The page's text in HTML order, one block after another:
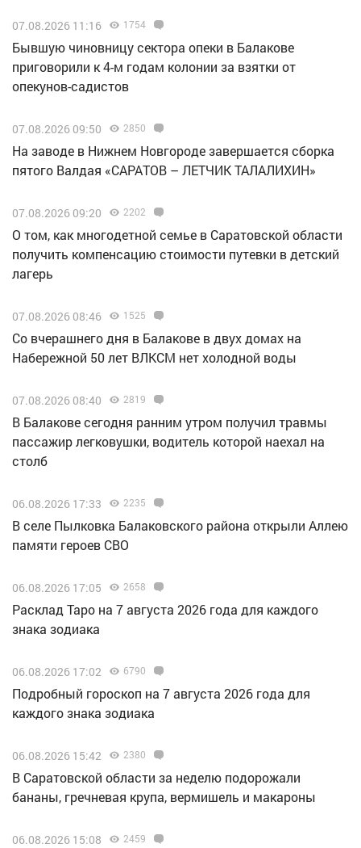
07.08.2026 11:16 1754
Бывшую чиновницу сектора опеки в Балакове
приговорили к 4-м годам колонии за взятки от
опекунов-садистов
07.08.2026 09:50 2850
Н️а заводе в Нижнем Новгороде завершается сборка
пятого Валдая «САРАТОВ – ЛЕТЧИК ТАЛАЛИХИН»
07.08.2026 09:20 2202
О том, как многодетной семье в Саратовской области
получить компенсацию стоимости путевки в детский
лагерь
07.08.2026 08:46 1525
Со вчерашнего дня в Балакове в двух домах на
Набережной 50 лет ВЛКСМ нет холодной воды
07.08.2026 08:40 2819
В Балакове сегодня ранним утром получил травмы
пассажир легковушки, водитель которой наехал на
столб
06.08.2026 17:33 2235
В селе Пылковка Балаковского района открыли Аллею
памяти героев СВО
06.08.2026 17:05 2658
Расклад Таро на 7 августа 2026 года для каждого
знака зодиака
06.08.2026 17:02 6790
Подробный гороскоп на 7 августа 2026 года для
каждого знака зодиака
06.08.2026 15:42 2380
В Саратовской области за неделю подорожали
бананы, гречневая крупа, вермишель и макароны
06.08.2026 15:08 2459